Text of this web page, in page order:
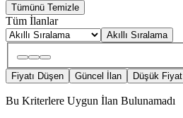
Tümünü Temizle
Tüm İlanlar
Akıllı Sıralama
Fiyatı Düşen Güncel İlan Düşük Fiyat
Bu Kriterlere Uygun İlan Bulunamadı